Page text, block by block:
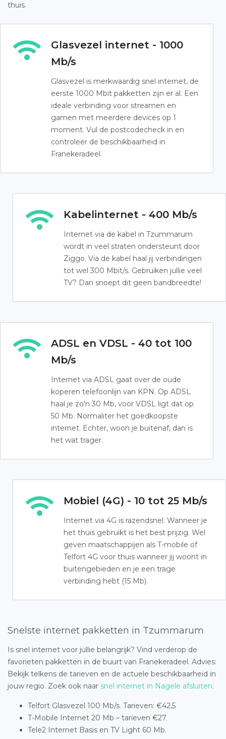
thuis.
Glasvezel internet - 1000
Mb/s
Glasvezel is merkwaardig snel internet, de
eerste 1000 Mbit pakketten zijn er al. Een
ideale verbinding voor streamen en
gamen met meerdere devices op 1
moment. Vul de postcodecheck in en
controleer de beschikbaarheid in
Franekeradeel.
Kabelinternet - 400 Mb/s
Internet via de kabel in Tzummarum
wordt in veel straten ondersteunt door
Ziggo. Via de kabel haal jij verbindingen
tot wel 300 Mbit/s. Gebruiken jullie veel
TV? Dan snoept dit geen bandbreedte!
ADSL en VDSL - 40 tot 100
Mb/s
Internet via ADSL gaat over de oude
koperen telefoonlijn van KPN. Op ADSL
haal je zo’n 30 Mb, voor VDSL ligt dat op
50 Mb. Normaliter het goedkoopste
internet. Echter, woon je buitenaf, dan is
het wat trager.
Mobiel (4G) - 10 tot 25 Mb/s
Internet via 4G is razendsnel. Wanneer je
het thuis gebruikt is het best prijzig. Wel
geven maatschappijen als T-mobile of
Telfort 4G voor thuis wanneer jij woont in
buitengebieden en je een trage
verbinding hebt (15 Mb).
Snelste internet pakketten in Tzummarum
Is snel internet voor jullie belangrijk? Vind verderop de
favorieten pakketten in de buurt van Franekeradeel. Advies:
Bekijk telkens de tarieven en de actuele beschikbaarheid in
jouw regio. Zoek ook naar snel internet in Nagele afsluiten.
Telfort Glasvezel 100 Mb/s. Tarieven: €42,5
T-Mobile Internet 20 Mb – tarieven €27
Tele2 Internet Basis en TV Light 60 Mb.